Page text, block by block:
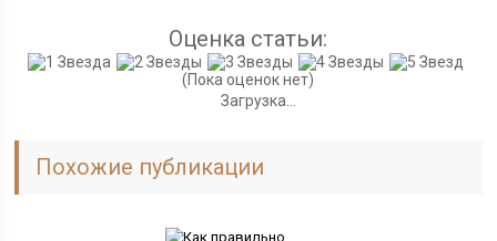
Оценка статьи:
(Пока оценок нет)
Загрузка...
Похожие публикации